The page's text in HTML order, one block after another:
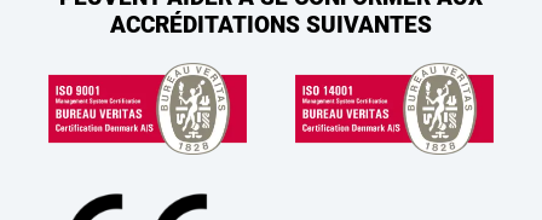
ACCRÉDITATIONS SUIVANTES